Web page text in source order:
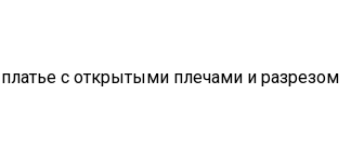
с открытыми плечами и разрезом